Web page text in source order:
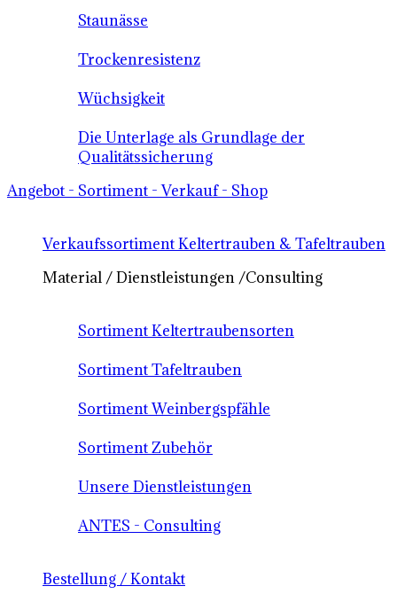
Staunässe
Trockenresistenz
Wüchsigkeit
Die Unterlage als Grundlage der
Qualitätssicherung
Angebot - Sortiment - Verkauf - Shop
Verkaufssortiment Keltertrauben & Tafeltrauben
Material / Dienstleistungen /Consulting
Sortiment Keltertraubensorten
Sortiment Tafeltrauben
Sortiment Weinbergspfähle
Sortiment Zubehör
Unsere Dienstleistungen
ANTES - Consulting
Bestellung / Kontakt